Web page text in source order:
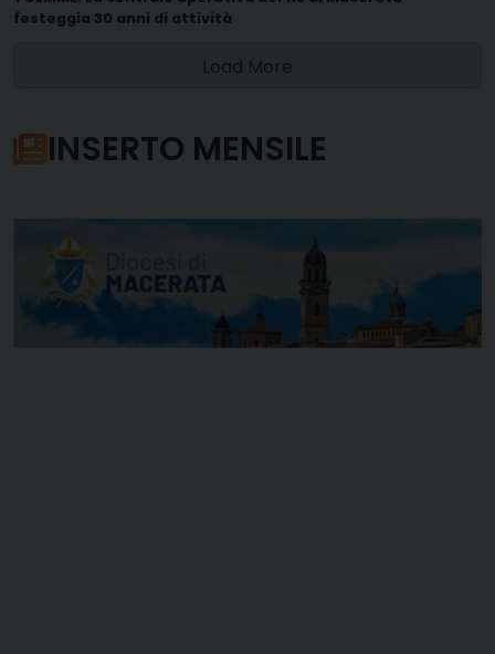
festeggia 30 anni di attività
Load More
INSERTO MENSILE